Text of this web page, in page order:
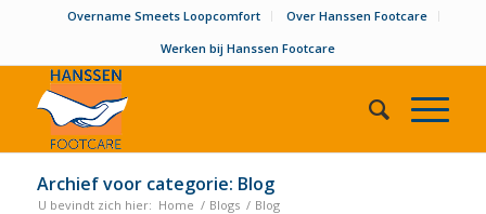
Overname Smeets Loopcomfort
Over Hanssen Footcare
Werken bij Hanssen Footcare
Archief voor categorie: Blog
U bevindt zich hier: Home / Blogs / Blog